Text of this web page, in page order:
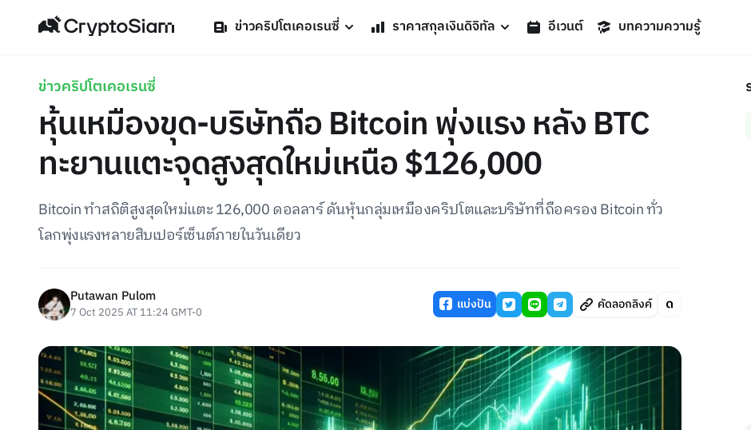
ข่าวคริปโตเคอเรนซี่ ราคาสกุลเงินดิจิทัล อีเวนต์ บทความความรู้
ข่าวคริปโตเคอเรนซี่
หุ้นเหมืองขุด-บริษัทถือ Bitcoin พุ่งแรง หลัง BTC
ทะยานแตะจุดสูงสุดใหม่เหนือ $126,000
Bitcoin ทำสถิติสูงสุดใหม่แตะ 126,000 ดอลลาร์ ดันหุ้นกลุ่มเหมืองคริปโตและบริษัทที่ถือครอง Bitcoin ทั่ว
โลกพุ่งแรงหลายสิบเปอร์เซ็นต์ภายในวันเดียว
Putawan Pulom
7 Oct 2025 AT 11:24 GMT-0 แบ่งปัน คัดลอกลิงค์